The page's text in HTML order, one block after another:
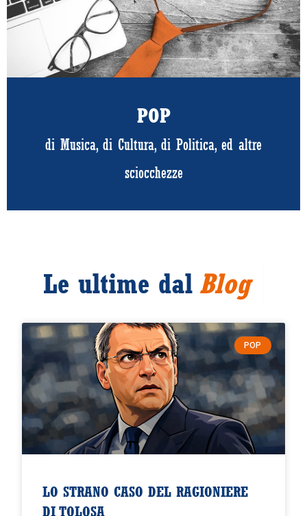
POP
di Musica, di Cultura, di Politica, ed altre
sciocchezze
Le ultime dal Blog
POP
LO STRANO CASO DEL RAGIONIERE
DI TOLOSA